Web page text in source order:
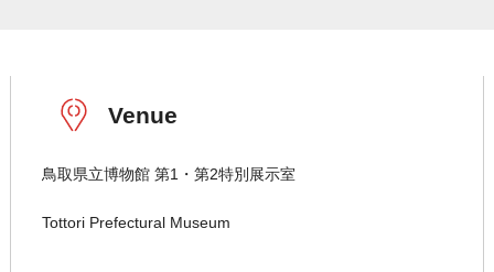
Venue
鳥取県立博物館 第1・第2特別展示室
Tottori Prefectural Museum